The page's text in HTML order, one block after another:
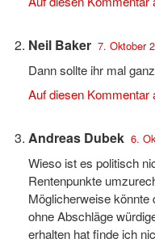
Neil Baker 7. Oktober
Dann sollte ihr mal
Auf diesen Kommentar
Andreas Dubek 6.
Wieso ist es politisch
Rentenpunkte
Möglicherweise könnte
ohne Abschläge
erhalten hat finde ich